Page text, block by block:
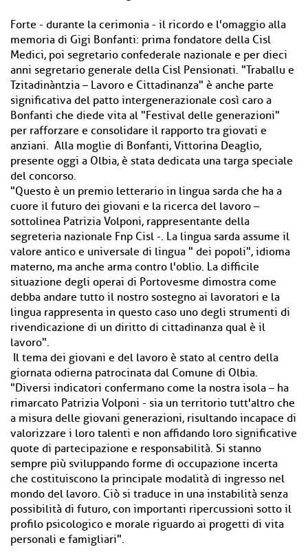
Forte - durante la cerimonia - il ricordo e l'omaggio alla
memoria di Gigi Bonfanti: prima fondatore della Cisl
Medici, poi segretario confederale nazionale e per dieci
anni segretario generale della Cisl Pensionati. "Traballu e
Tzitadinàntzia – Lavoro e Cittadinanza" è anche parte
significativa del patto intergenerazionale così caro a
Bonfanti che diede vita al "Festival delle generazioni"
per rafforzare e consolidare il rapporto tra giovati e
anziani. Alla moglie di Bonfanti, Vittorina Deaglio,
presente oggi a Olbia, è stata dedicata una targa speciale
del concorso.
"Questo è un premio letterario in lingua sarda che ha a
cuore il futuro dei giovani e la ricerca del lavoro –
sottolinea Patrizia Volponi, rappresentante della
segreteria nazionale Fnp Cisl -. La lingua sarda assume il
valore antico e universale di lingua " dei popoli", idioma
materno, ma anche arma contro l'oblio. La difficile
situazione degli operai di Portovesme dimostra come
debba andare tutto il nostro sostegno ai lavoratori e la
lingua rappresenta in questo caso uno degli strumenti di
rivendicazione di un diritto di cittadinanza qual è il
lavoro".
Il tema dei giovani e del lavoro è stato al centro della
giornata odierna patrocinata dal Comune di Olbia.
"Diversi indicatori confermano come la nostra isola – ha
rimarcato Patrizia Volponi - sia un territorio tutt'altro che
a misura delle giovani generazioni, risultando incapace di
valorizzare i loro talenti e non affidando loro significative
quote di partecipazione e responsabilità. Si stanno
sempre più sviluppando forme di occupazione incerta
che costituiscono la principale modalità di ingresso nel
mondo del lavoro. Ciò si traduce in una instabilità senza
possibilità di futuro, con importanti ripercussioni sotto il
profilo psicologico e morale riguardo ai progetti di vita
personali e famigliari".